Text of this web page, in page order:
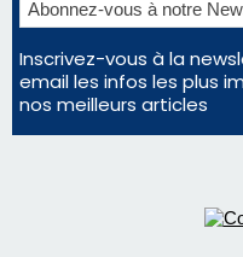
Inscrivez-vous à la
email les infos les plus
nos meilleurs articles